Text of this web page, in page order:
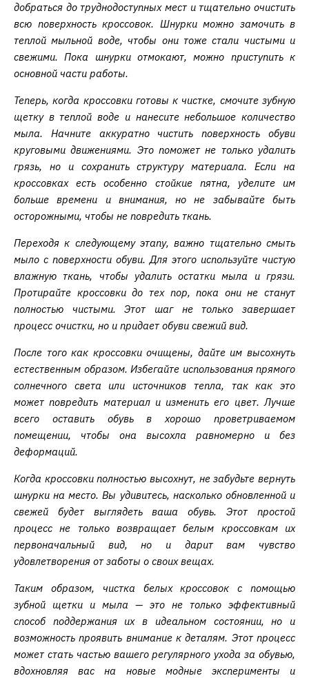
добраться до труднодоступных мест и тщательно очистить
всю поверхность кроссовок. Шнурки можно замочить в
теплой мыльной воде, чтобы они тоже стали чистыми и
свежими. Пока шнурки отмокают, можно приступить к
основной части работы.
Теперь, когда кроссовки готовы к чистке, смочите зубную
щетку в теплой воде и нанесите небольшое количество
мыла. Начните аккуратно чистить поверхность обуви
круговыми движениями. Это поможет не только удалить
грязь, но и сохранить структуру материала. Если на
кроссовках есть особенно стойкие пятна, уделите им
больше времени и внимания, но не забывайте быть
осторожными, чтобы не повредить ткань.
Переходя к следующему этапу, важно тщательно смыть
мыло с поверхности обуви. Для этого используйте чистую
влажную ткань, чтобы удалить остатки мыла и грязи.
Протирайте кроссовки до тех пор, пока они не станут
полностью чистыми. Этот шаг не только завершает
процесс очистки, но и придает обуви свежий вид.
После того как кроссовки очищены, дайте им высохнуть
естественным образом. Избегайте использования прямого
солнечного света или источников тепла, так как это
может повредить материал и изменить его цвет. Лучше
всего оставить обувь в хорошо проветриваемом
помещении, чтобы она высохла равномерно и без
деформаций.
Когда кроссовки полностью высохнут, не забудьте вернуть
шнурки на место. Вы удивитесь, насколько обновленной и
свежей будет выглядеть ваша обувь. Этот простой
процесс не только возвращает белым кроссовкам их
первоначальный вид, но и дарит вам чувство
удовлетворения от заботы о своих вещах.
Таким образом, чистка белых кроссовок с помощью
зубной щетки и мыла — это не только эффективный
способ поддержания их в идеальном состоянии, но и
возможность проявить внимание к деталям. Этот процесс
может стать частью вашего регулярного ухода за обувью,
вдохновляя вас на новые модные эксперименты и